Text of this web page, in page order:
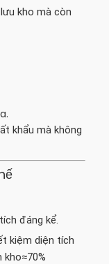
kho mà còn
khẩu mà không
đáng kể.
kiệm diện tích
kho≈70%